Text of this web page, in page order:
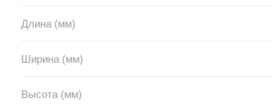
Длина (мм)
Ширина (мм)
Высота (мм)